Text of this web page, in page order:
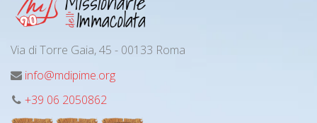
Via di Torre Gaia, 45 - 00133 Roma
info@mdipime.org
+39 06 2050862